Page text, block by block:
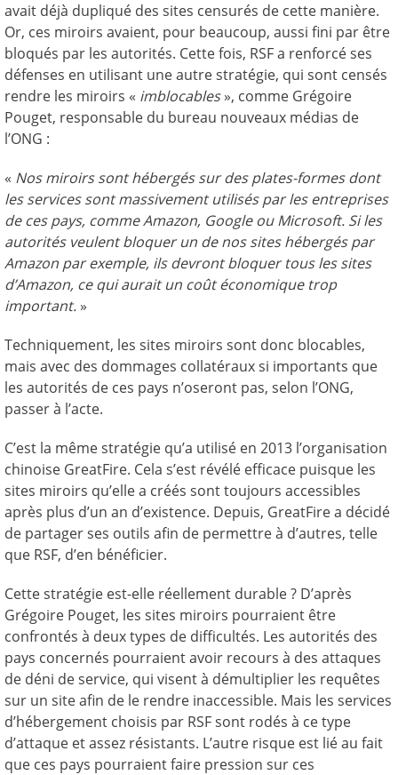
avait déjà dupliqué des sites censurés de cette manière.
Or, ces miroirs avaient, pour beaucoup, aussi fini par être
bloqués par les autorités. Cette fois, RSF a renforcé ses
défenses en utilisant une autre stratégie, qui sont censés
rendre les miroirs « imblocables», comme Grégoire
Pouget, responsable du bureau nouveaux médias de
l’ONG :
« Nos miroirs sont hébergés sur des plates-formes dont
les services sont massivement utilisés par les entreprises
de ces pays, comme Amazon, Google ou Microsoft. Si les
autorités veulent bloquer un de nos sites hébergés par
Amazon par exemple, ils devront bloquer tous les sites
d’Amazon, ce qui aurait un coût économique trop
important. »
Techniquement, les sites miroirs sont donc blocables,
mais avec des dommages collatéraux si importants que
les autorités de ces pays n’oseront pas, selon l’ONG,
passer à l’acte.
C’est la même stratégie qu’a utilisé en 2013 l’organisation
chinoise GreatFire. Cela s’est révélé efficace puisque les
sites miroirs qu’elle a créés sont toujours accessibles
après plus d’un an d’existence. Depuis, GreatFire a décidé
de partager ses outils afin de permettre à d’autres, telle
que RSF, d’en bénéficier.
Cette stratégie est-elle réellement durable ? D’après
Grégoire Pouget, les sites miroirs pourraient être
confrontés à deux types de difficultés. Les autorités des
pays concernés pourraient avoir recours à des attaques
de déni de service, qui visent à démultiplier les requêtes
sur un site afin de le rendre inaccessible. Mais les services
d’hébergement choisis par RSF sont rodés à ce type
d’attaque et assez résistants. L’autre risque est lié au fait
que ces pays pourraient faire pression sur ces